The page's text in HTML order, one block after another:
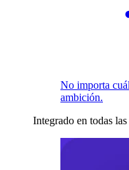
No importa
ambición.
Integrado en todas